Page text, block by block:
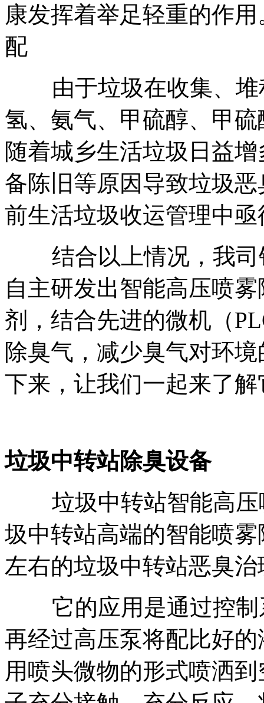
康发挥着举足轻重的作用
配
由于垃圾在收集、
氢、氨气、甲硫醇、甲
随着城乡生活垃圾日益
备陈旧等原因导致垃圾
前生活垃圾收运管理中
结合以上情况，我
自主研发出智能高压喷
剂，结合先进的微机（
除臭气，减少臭气对环
下来，让我们一起来
垃圾中转站除臭设备
垃圾中转站智能高
圾中转站高端的智能喷雾
左右的垃圾中转站恶臭治
它的应用是通过控
再经过高压泵将配比好
用喷头微物的形式喷洒